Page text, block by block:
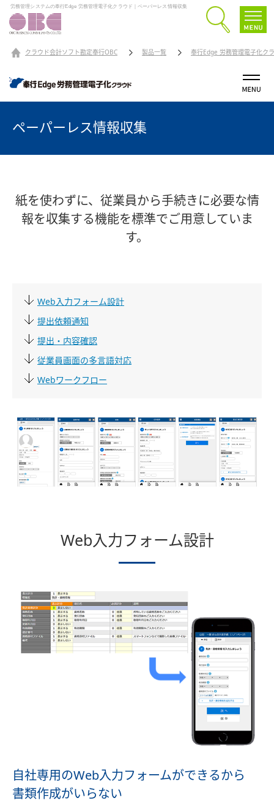
労務管理システムの奉行Edge 労務管理電子化クラウド｜ペーパーレス情報収集
クラウド会計ソフト勘定奉行OBC 製品一覧 奉行Edge 労務管理電子化ク
ペーパーレス情報収集
紙を使わずに、 従業員から手続きに必要な情
報を収集する機能を標準でご用意していま
す。
Web入力フォーム設計
提出依頼通知
提出・内容確認
従業員画面の多言語対応
Webワークフロー
Web入力フォーム設計
自社専用のWeb入力フォームができるから
書類作成がいらない